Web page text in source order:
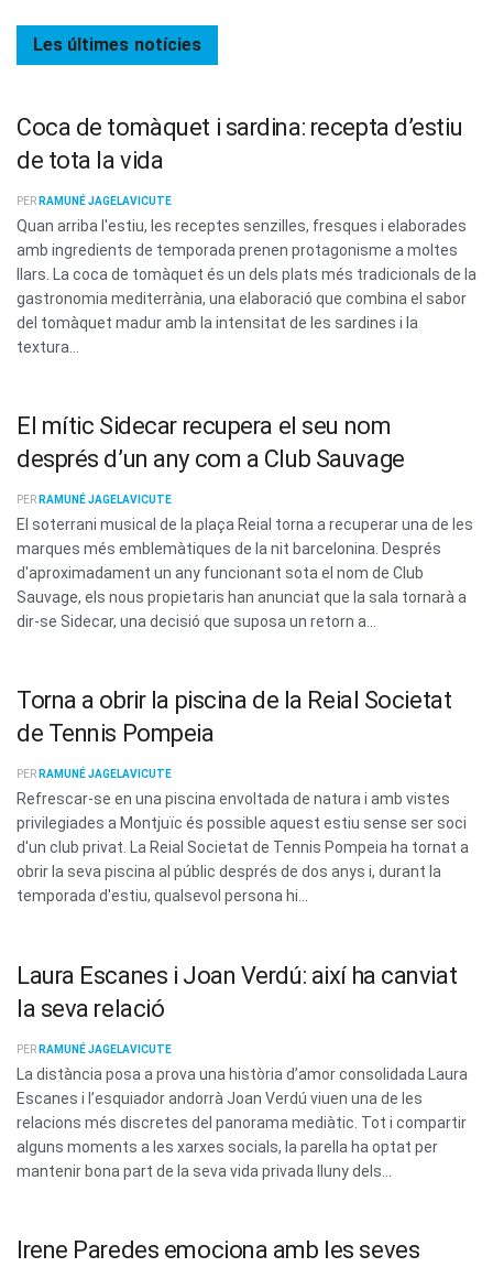
Les últimes notícies
Coca de tomàquet i sardina: recepta d’estiu
de tota la vida
PER RAMUNÉ JAGELAVICUTE
Quan arriba l'estiu, les receptes senzilles, fresques i elaborades
amb ingredients de temporada prenen protagonisme a moltes
llars. La coca de tomàquet és un dels plats més tradicionals de la
gastronomia mediterrània, una elaboració que combina el sabor
del tomàquet madur amb la intensitat de les sardines i la
textura...
El mític Sidecar recupera el seu nom
després d’un any com a Club Sauvage
PER RAMUNÉ JAGELAVICUTE
El soterrani musical de la plaça Reial torna a recuperar una de les
marques més emblemàtiques de la nit barcelonina. Després
d'aproximadament un any funcionant sota el nom de Club
Sauvage, els nous propietaris han anunciat que la sala tornarà a
dir-se Sidecar, una decisió que suposa un retorn a...
Torna a obrir la piscina de la Reial Societat
de Tennis Pompeia
PER RAMUNÉ JAGELAVICUTE
Refrescar-se en una piscina envoltada de natura i amb vistes
privilegiades a Montjuïc és possible aquest estiu sense ser soci
d'un club privat. La Reial Societat de Tennis Pompeia ha tornat a
obrir la seva piscina al públic després de dos anys i, durant la
temporada d'estiu, qualsevol persona hi...
Laura Escanes i Joan Verdú: així ha canviat
la seva relació
PER RAMUNÉ JAGELAVICUTE
La distància posa a prova una història d’amor consolidada Laura
Escanes i l’esquiador andorrà Joan Verdú viuen una de les
relacions més discretes del panorama mediàtic. Tot i compartir
alguns moments a les xarxes socials, la parella ha optat per
mantenir bona part de la seva vida privada lluny dels...
Irene Paredes emociona amb les seves